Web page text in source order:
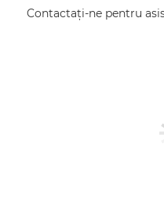
Contactaţi-ne pentru